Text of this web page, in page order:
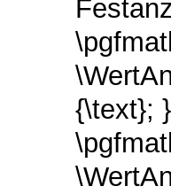
{\text};